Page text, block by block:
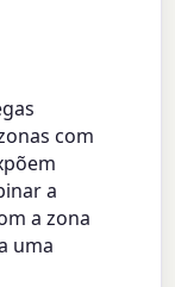
com
a
a zona
uma